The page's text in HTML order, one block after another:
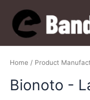
content
Home / Product
Bionoto -